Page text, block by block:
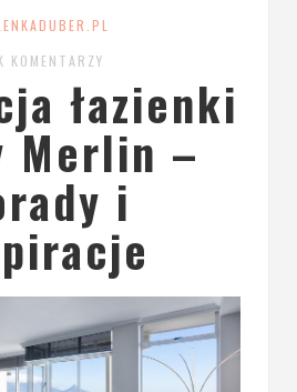
KOMENTARZY
łazienki
Merlin –
i